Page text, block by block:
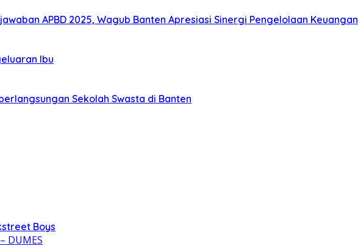
APBD 2025, Wagub Banten Apresiasi Sinergi Pengelolaan Keuangan
Ibu
Sekolah Swasta di Banten
Boys